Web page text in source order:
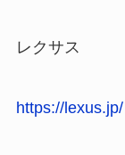
レクサス
https://lexus.jp/